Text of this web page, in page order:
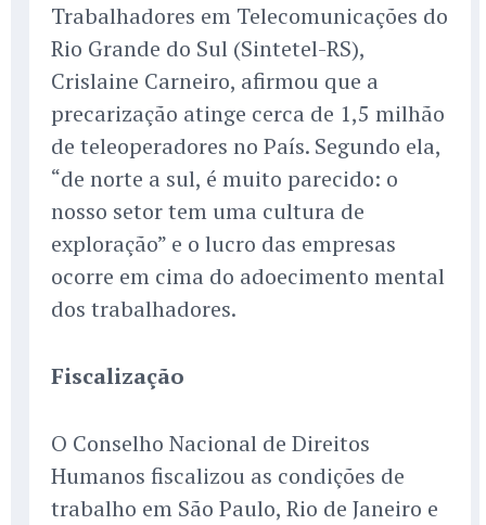
Trabalhadores em Telecomunicações do
Rio Grande do Sul (Sintetel-RS),
Crislaine Carneiro, afirmou que a
precarização atinge cerca de 1,5 milhão
de teleoperadores no País. Segundo ela,
“de norte a sul, é muito parecido: o
nosso setor tem uma cultura de
exploração” e o lucro das empresas
ocorre em cima do adoecimento mental
dos trabalhadores.
Fiscalização
O Conselho Nacional de Direitos
Humanos fiscalizou as condições de
trabalho em São Paulo, Rio de Janeiro e